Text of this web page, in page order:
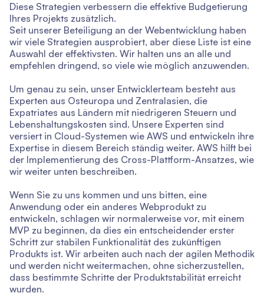
Diese Strategien verbessern die effektive Budgetierung
Ihres Projekts zusätzlich.
Seit unserer Beteiligung an der Webentwicklung haben
wir viele Strategien ausprobiert, aber diese Liste ist eine
Auswahl der effektivsten. Wir halten uns an alle und
empfehlen dringend, so viele wie möglich anzuwenden.
Um genau zu sein, unser Entwicklerteam besteht aus
Experten aus Osteuropa und Zentralasien, die
Expatriates aus Ländern mit niedrigeren Steuern und
Lebenshaltungskosten sind. Unsere Experten sind
versiert in Cloud-Systemen wie AWS und entwickeln ihre
Expertise in diesem Bereich ständig weiter. AWS hilft bei
der Implementierung des Cross-Plattform-Ansatzes, wie
wir weiter unten beschreiben.
Wenn Sie zu uns kommen und uns bitten, eine
Anwendung oder ein anderes Webprodukt zu
entwickeln, schlagen wir normalerweise vor, mit einem
MVP zu beginnen, da dies ein entscheidender erster
Schritt zur stabilen Funktionalität des zukünftigen
Produkts ist. Wir arbeiten auch nach der agilen Methodik
und werden nicht weitermachen, ohne sicherzustellen,
dass bestimmte Schritte der Produktstabilität erreicht
wurden.